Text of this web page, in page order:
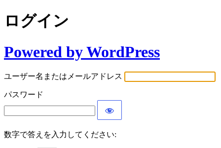
ログイン
Powered by WordPress
ユーザー名またはメールアドレス
パスワード
数字で答えを入力してください: